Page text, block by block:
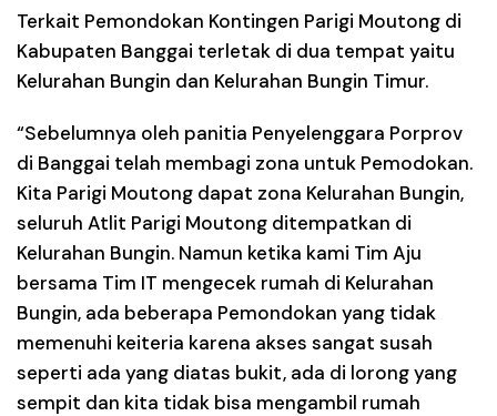
Terkait Pemondokan Kontingen Parigi Moutong di
Kabupaten Banggai terletak di dua tempat yaitu
Kelurahan Bungin dan Kelurahan Bungin Timur.
“Sebelumnya oleh panitia Penyelenggara Porprov
di Banggai telah membagi zona untuk Pemodokan.
Kita Parigi Moutong dapat zona Kelurahan Bungin,
seluruh Atlit Parigi Moutong ditempatkan di
Kelurahan Bungin. Namun ketika kami Tim Aju
bersama Tim IT mengecek rumah di Kelurahan
Bungin, ada beberapa Pemondokan yang tidak
memenuhi keiteria karena akses sangat susah
seperti ada yang diatas bukit, ada di lorong yang
sempit dan kita tidak bisa mengambil rumah